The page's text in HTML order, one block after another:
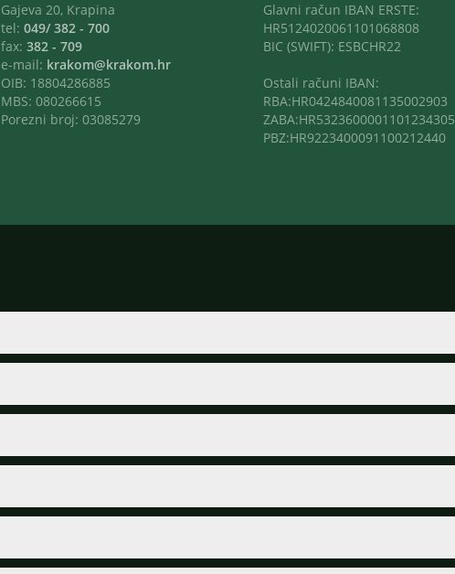
Gajeva 20, Krapina
tel: 049/ 382 - 700
fax: 382 - 709
e-mail: krakom@krakom.hr
OIB: 18804286885
MBS: 080266615
Porezni broj: 03085279
Glavni račun IBAN ERSTE:
HR5124020061101068808
BIC (SWIFT): ESBCHR22
Ostali računi IBAN:
RBA:HR0424840081135002903
ZABA:HR5323600001101234305
PBZ:HR9223400091100212440